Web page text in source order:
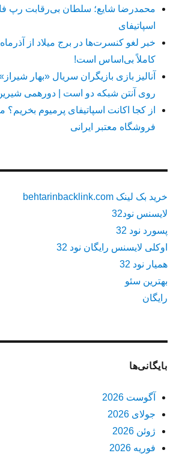
محمدرضا شایع؛ سلطان بی‌رقابت رپ
اسپاتیفای
خبر لغو کنسرت‌ها در برج میلاد از
کاملاً بی‌اساس است!
آنالیز بازی بازیگران سریال «بهار
روی آنتن شبکه دو است | دورهمی
فروشگاه معتبر ایرانی
خرید بک لینک behtarinbacklink.com
لایسنس نود32
پسورد نود 32
اوکلی لایسنس رایگان نود 32
همیار نود 32
بهترین سئو
رایگان
بایگانی‌ها
آگوست 2026
جولای 2026
ژوئن 2026
فوریه 2026